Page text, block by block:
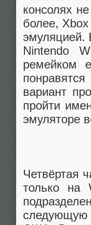
консолях
более,
эмуляцией.
Nintendo
ремейком
вариант
пройти
эмуляторе
Четвёртая
только
следующую